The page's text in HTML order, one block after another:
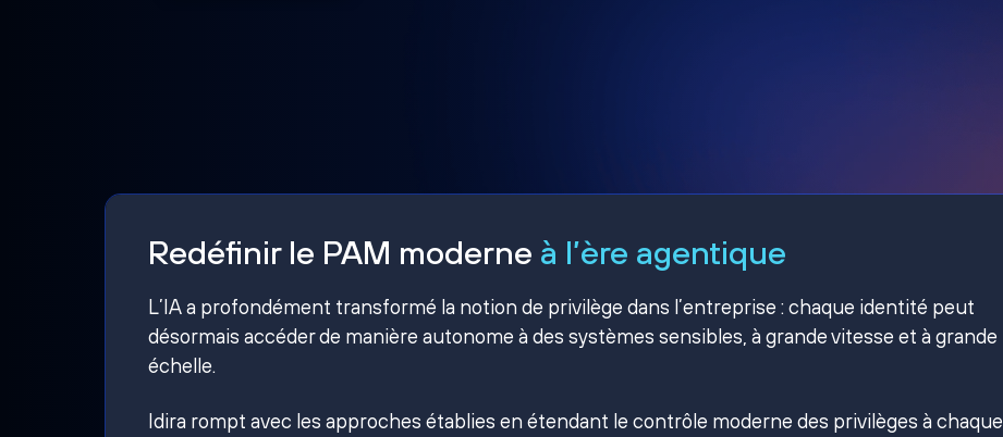
Redéfinir le PAM moderne à l’ère agentique
L’IA a profondément transformé la notion de privilège dans l’entreprise : chaque identité peut
désormais accéder de manière autonome à des systèmes sensibles, à grande vitesse et à grande
échelle.
Idira rompt avec les approches établies en étendant le contrôle moderne des privilèges à chaque